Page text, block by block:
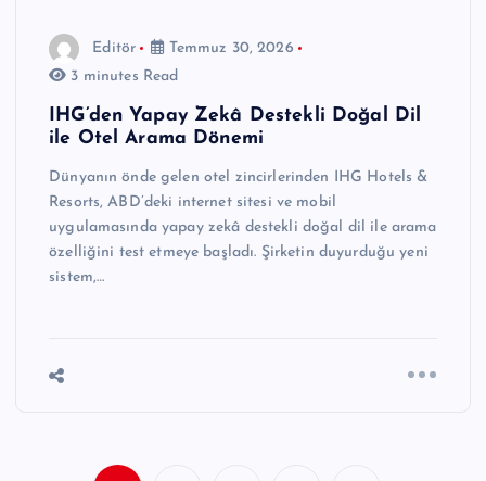
Editör
Temmuz 30, 2026
3 minutes Read
IHG’den Yapay Zekâ Destekli Doğal Dil
ile Otel Arama Dönemi
Dünyanın önde gelen otel zincirlerinden IHG Hotels &
Resorts, ABD’deki internet sitesi ve mobil
uygulamasında yapay zekâ destekli doğal dil ile arama
özelliğini test etmeye başladı. Şirketin duyurduğu yeni
sistem,…